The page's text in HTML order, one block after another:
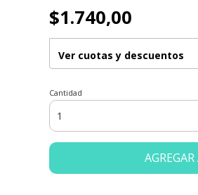
$1.740,00
Ver cuotas y descuentos
Cantidad